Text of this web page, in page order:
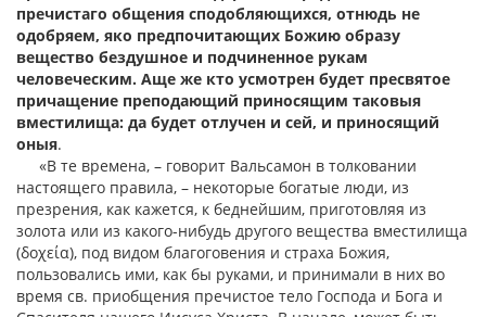
пречистаго общения сподобляющихся, отнюдь не
одобряем, яко предпочитающих Божию образу
вещество бездушное и подчиненное рукам
человеческим. Аще же кто усмотрен будет пресвятое
причащение преподающий приносящим таковыя
вместилища: да будет отлучен и сей, и приносящий
оныя.
«В те времена, – говорит Вальсамон в толковании
настоящего правила, – некоторые богатые люди, из
презрения, как кажется, к беднейшим, приготовляя из
золота или из какого-нибудь другого вещества вместилища
(δοχεία), под видом благоговения и страха Божия,
пользовались ими, как бы руками, и принимали в них во
время св. приобщения пречистое тело Господа и Бога и